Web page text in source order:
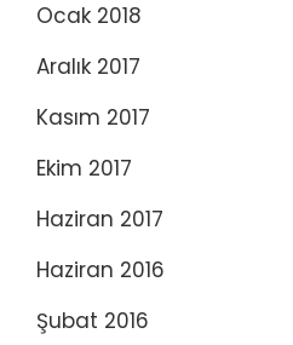
Ocak 2018
Aralık 2017
Kasım 2017
Ekim 2017
Haziran 2017
Haziran 2016
Şubat 2016